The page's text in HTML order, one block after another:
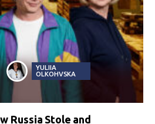
YULIIA
OLKOHVSKA
Russia Stole and